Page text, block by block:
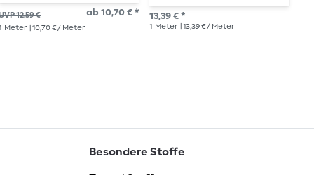
12,59 € ab 10,70 € *
Meter | 10,70 € / Meter
13,39 € *
1 Meter | 13,39 € / Meter
Besondere Stoffe